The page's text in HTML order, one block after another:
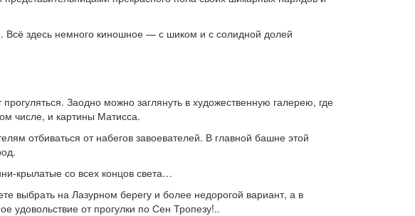
Всё здесь немного киношное — с шиком и с солидной долей
Заодно можно заглянуть в художественную галерею, где
числе, и картины Матисса.
отбиваться от набегов завоевателей. В главной башне этой
крылатые со всех концов света…
выбрать на Лазурном берегу и более недорогой вариант, а в
удовольствие от прогулки по Сен Тропезу!..